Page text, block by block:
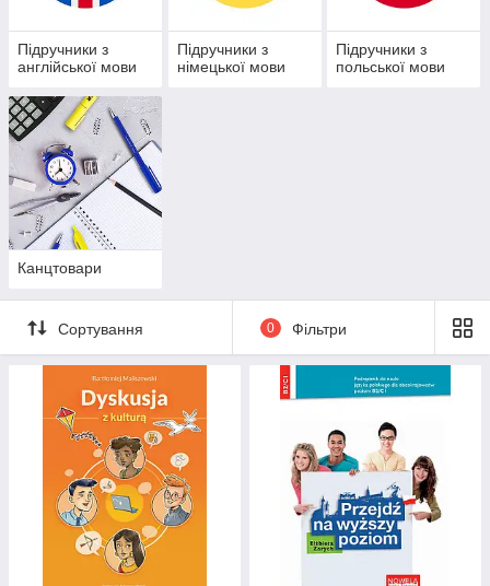
Підручники з
англійської мови
Підручники з
німецької мови
Підручники з
польської мови
Канцтовари
Сортування 0 Фільтри